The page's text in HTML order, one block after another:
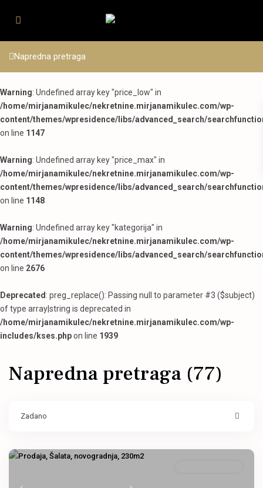
Napredna pretraga
Warning: Undefined array key "price_low" in
/home/mirjanamikulec/nekretnine.mirjanamikulec.com/wp-
content/themes/wpresidence/libs/advanced_search/
on line 1147
Warning: Undefined array key "price_max" in
/home/mirjanamikulec/nekretnine.mirjanamikulec.com/wp-
content/themes/wpresidence/libs/advanced_search/
on line 1148
Warning: Undefined array key "kategorija" in
/home/mirjanamikulec/nekretnine.mirjanamikulec.com/wp-
content/themes/wpresidence/libs/advanced_search/
on line 2676
Deprecated : preg_replace(): Passing null to parameter #3 ($subject)
of type array|string is deprecated in
/home/mirjanamikulec/nekretnine.mirjanamikulec.com/wp-
includes/kses.phpon line 1939
Napredna pretraga (77)
Zadano